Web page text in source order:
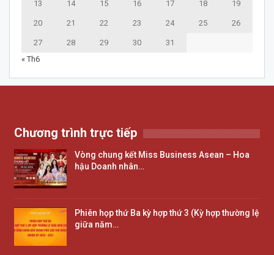
13 14 15 16 17 18 19
20 21 22 23 24 25 26
27 28 29 30
31
« Th6
Chương trình trực tiếp
Vòng chung kết Miss Business Asean – Hoa
hậu Doanh nhân…
Phiên họp thứ Ba kỳ hợp thứ 3 (Kỳ hợp thường lệ
giữa năm…